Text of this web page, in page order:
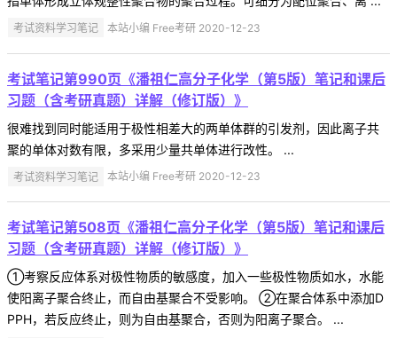
考试资料学习笔记 本站小编 Free考研 2020-12-23
考试笔记第990页《潘祖仁高分子化学（第5版）笔记和课后
习题（含考研真题）详解（修订版）》
很难找到同时能适用于极性相差大的两单体群的引发剂，因此离子共
聚的单体对数有限，多采用少量共单体进行改性。 ...
考试资料学习笔记 本站小编 Free考研 2020-12-23
考试笔记第508页《潘祖仁高分子化学（第5版）笔记和课后
习题（含考研真题）详解（修订版）》
①考察反应体系对极性物质的敏感度，加入一些极性物质如水，水能
使阳离子聚合终止，而自由基聚合不受影响。 ②在聚合体系中添加D
PPH，若反应终止，则为自由基聚合，否则为阳离子聚合。 ...